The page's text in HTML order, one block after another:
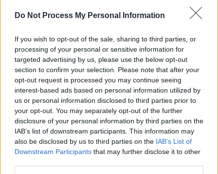
Do Not Process My Personal Information
If you wish to opt-out of the sale, sharing to third parties, or
processing of your personal or sensitive information for
targeted advertising by us, please use the below opt-out
section to confirm your selection. Please note that after your
opt-out request is processed you may continue seeing
interest-based ads based on personal information utilized by
us or personal information disclosed to third parties prior to
your opt-out. You may separately opt-out of the further
disclosure of your personal information by third parties on the
IAB’s list of downstream participants. This information may
also be disclosed by us to third parties on the IAB’s List of
Downstream Participants that may further disclose it to other